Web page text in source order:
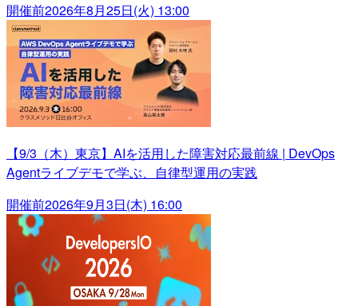
開催前2026年8月25日(火) 13:00
【9/3（木）東京】AIを活用した障害対応最前線 | DevOps
Agentライブデモで学ぶ、自律型運用の実践
開催前2026年9月3日(木) 16:00